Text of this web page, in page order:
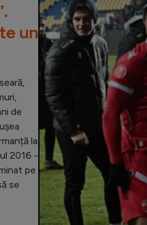
un
de
la
2016 -
pe
se